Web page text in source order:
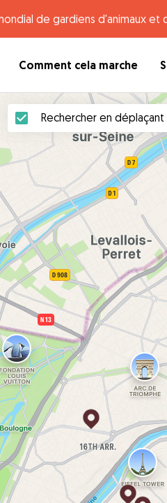
de gardiens d'animaux
Comment cela marche
Rechercher en déplaçant